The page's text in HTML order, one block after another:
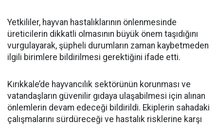
Yetkililer, hayvan hastalıklarının önlenmesinde
üreticilerin dikkatli olmasının büyük önem taşıdığını
vurgulayarak, şüpheli durumların zaman kaybetmeden
ilgili birimlere bildirilmesi gerektiğini ifade etti.
Kırıkkale’de hayvancılık sektörünün korunması ve
vatandaşların güvenilir gıdaya ulaşabilmesi için alınan
önlemlerin devam edeceği bildirildi. Ekiplerin sahadaki
çalışmalarını sürdüreceği ve hastalık risklerine karşı